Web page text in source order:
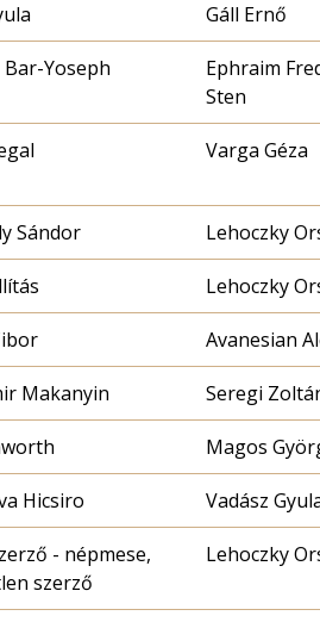
Gáll Ernő
Yoseph
Ephraim
Sten
Varga Géza
Sándor Lehoczky
Lehoczky
Avanesian
Makanyin Seregi
Magos
Hicsiro Vadász
- népmese,
szerző
Lehoczky